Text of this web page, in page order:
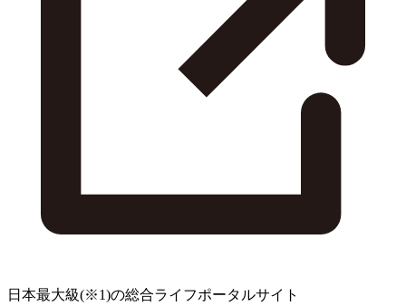
日本最大級(※1)の総合ライフポータルサイト